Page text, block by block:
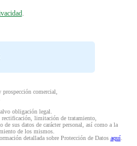
.
comercial,
obligación legal.
rectificación, limitación de tratamiento,
sus datos de carácter personal, así como a la
de los mismos.
detallada sobre Protección de Datos aquí.